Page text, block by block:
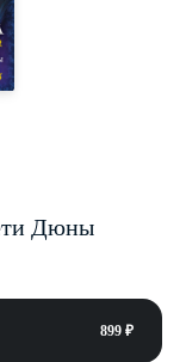
Дюны
899 ₽